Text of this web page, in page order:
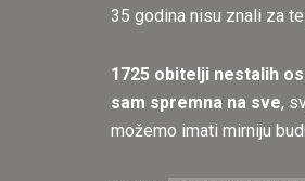
35 godina nisu znali za
1725 obitelji nestalih
sam spremna na sve,
možemo imati mirniju